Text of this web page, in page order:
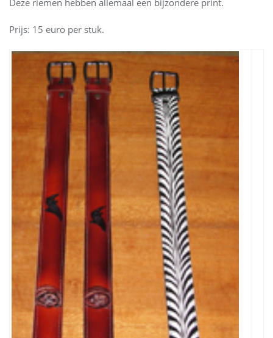
Deze riemen hebben allemaal een bijzondere print.
Prijs: 15 euro per stuk.